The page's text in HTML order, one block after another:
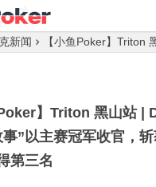
新闻 【小鱼Poker】Triton 黑山站 | Danny Tang 的“完
Poker】Triton 黑山站 |
”以主赛冠军收官，斩
第三名